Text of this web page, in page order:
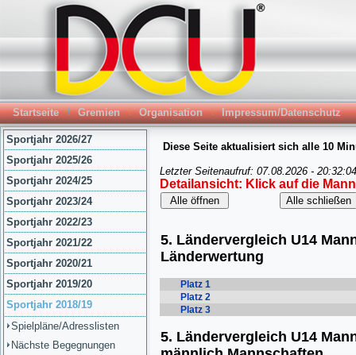
Startseite Gremien Organisation Impressum/Datenschutz
Sportjahr 2026/27
Sportjahr 2025/26
Sportjahr 2024/25
Sportjahr 2023/24
Sportjahr 2022/23
Sportjahr 2021/22
Sportjahr 2020/21
Sportjahr 2019/20
Sportjahr 2018/19
Spielpläne/Adresslisten
Nächste Begegnungen